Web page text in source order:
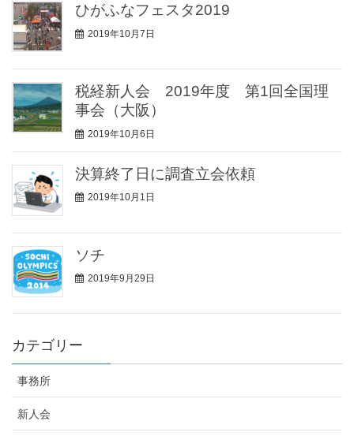
ひがふなフェスタ2019
2019年10月7日
税経新人会 2019年度 第1回全国理
事会（大阪）
2019年10月6日
決算終了日に調査立会依頼
2019年10月1日
ソチ
2019年9月29日
カテゴリー
事務所
新人会